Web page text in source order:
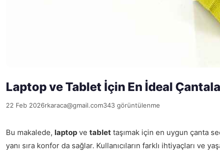
Laptop ve Tablet İçin En İdeal
22 Feb 2026rkaraca@gmail.com343 görüntülenme
Bu makalede, laptop ve tablet taşımak için en uygun çanta
yanı sıra konfor da sağlar. Kullanıcıların farklı ihtiyaçları ve